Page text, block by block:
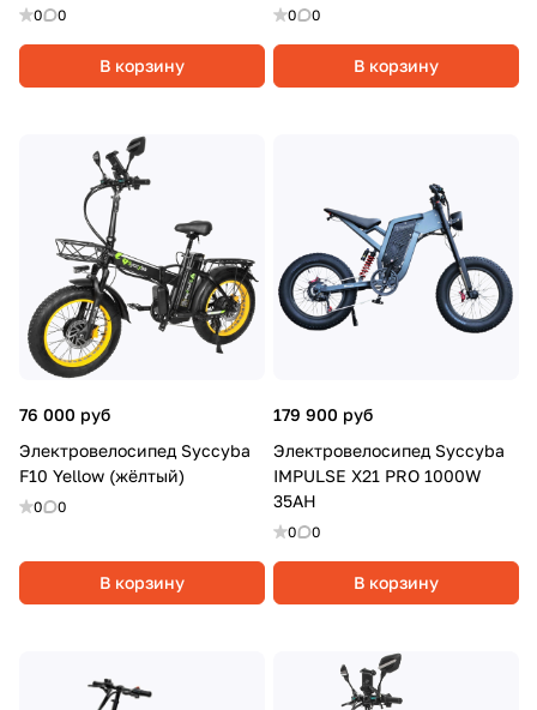
0 0
В корзину
0 0
В корзину
76 000 руб
Электровелосипед Syccyba
F10 Yellow (жёлтый)
0 0
В корзину
179 900 руб
Электровелосипед Syccyba
IMPULSE X21 PRO 1000W
35AH
0 0
В корзину